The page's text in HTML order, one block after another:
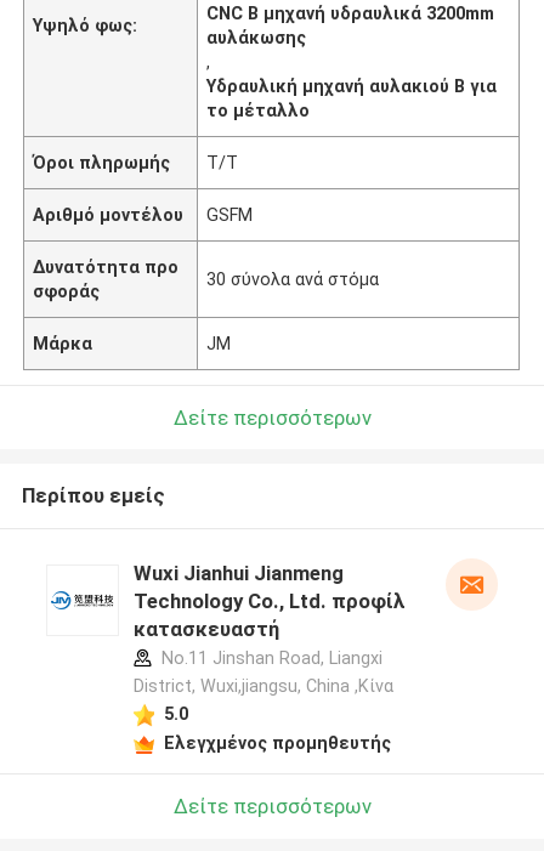
Υψηλό φως:
CNC Β μηχανή υδραυλικά 3200mm
αυλάκωσης
,
Υδραυλική μηχανή αυλακιού Β για
το μέταλλο
Όροι πληρωμής T/T
Αριθμό μοντέλου GSFM
Δυνατότητα προ
σφοράς
30 σύνολα ανά στόμα
Μάρκα JM
Δείτε περισσότερων
Περίπου εμείς
Wuxi Jianhui Jianmeng
Technology Co., Ltd. προφίλ
κατασκευαστή
No.11 Jinshan Road, Liangxi
District, Wuxi,jiangsu, China ,Κίνα
5.0
Ελεγχμένος προμηθευτής
Δείτε περισσότερων